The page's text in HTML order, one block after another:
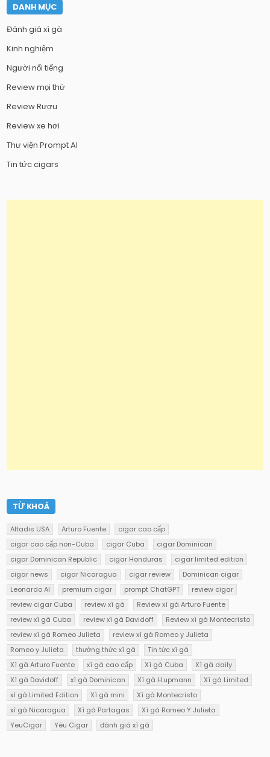
DANH MỤC
Đánh giá xì gà
Kinh nghiệm
Người nổi tiếng
Review mọi thứ
Review Rượu
Review xe hơi
Thư viện Prompt AI
Tin tức cigars
TỪ KHOÁ
Altadis USA Arturo Fuente
cigar cao cấp
cigar cao cấp non-Cuba
cigar Cuba
cigar Dominican
cigar Dominican Republic
cigar Honduras
cigar limited edition
cigar news
cigar Nicaragua cigar review
Dominican cigar
Leonardo AI
premium cigar prompt ChatGPT
review cigar
review cigar Cuba
review xì gà
Review xì gà Arturo Fuente
review xì gà Cuba
review xì gà Davidoff
Review xì gà Montecristo
review xì gà Romeo Julieta
review xì gà Romeo y Julieta
Romeo y Julieta
thưởng thức xì gà
Tin tức xì gà
Xì gà Arturo Fuente
xì gà cao cấp Xì gà Cuba
Xì gà daily
Xì gà Davidoff
xì gà Dominican Xì gà H.upmann
Xì gà Limited
xì gà Limited Edition
Xì gà mini
Xì gà Montecristo
xì gà Nicaragua
Xì gà Partagas
Xì gà Romeo Y Julieta
YeuCigar
Yêu Cigar đánh giá xì gà